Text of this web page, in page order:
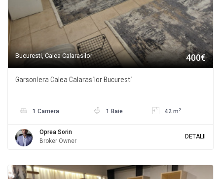
Bucuresti, Calea Calarasilor 400€
Garsoniera Calea Calarasilor Bucuresti
1 Camera 1 Baie 42 m 2
Oprea Sorin
Broker Owner
DETALII